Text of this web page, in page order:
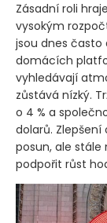
Zásadní roli
vysokým
jsou dnes
domácích
vyhledávají
zůstává nízký.
o 4 % a
dolarů. Zlepšení
posun, ale stále
podpořit růst